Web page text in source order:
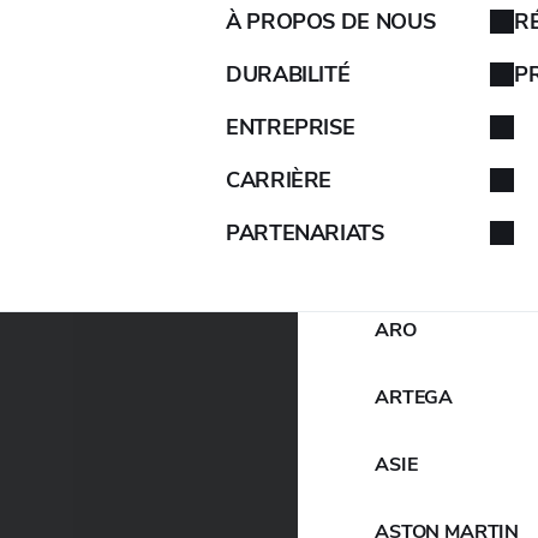
À PROPOS DE NOUS
DURABILITÉ
ENTREPRISE
CARRIÈRE
PARTENARIATS
Serie.
ARO
ARTEGA
ASIE
ASTON MARTIN